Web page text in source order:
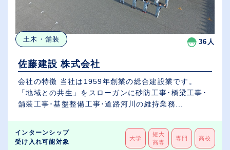
土木・舗装 36人
佐藤建設 株式会社
会社の特徴 当社は1959年創業の総合建設業です。
「地域との共生」をスローガンに砂防工事･橋梁工事･
舗装工事･基盤整備工事･道路河川の維持業務...
インターンシップ
受け入れ可能対象
大学
短大
高専
専門 高校